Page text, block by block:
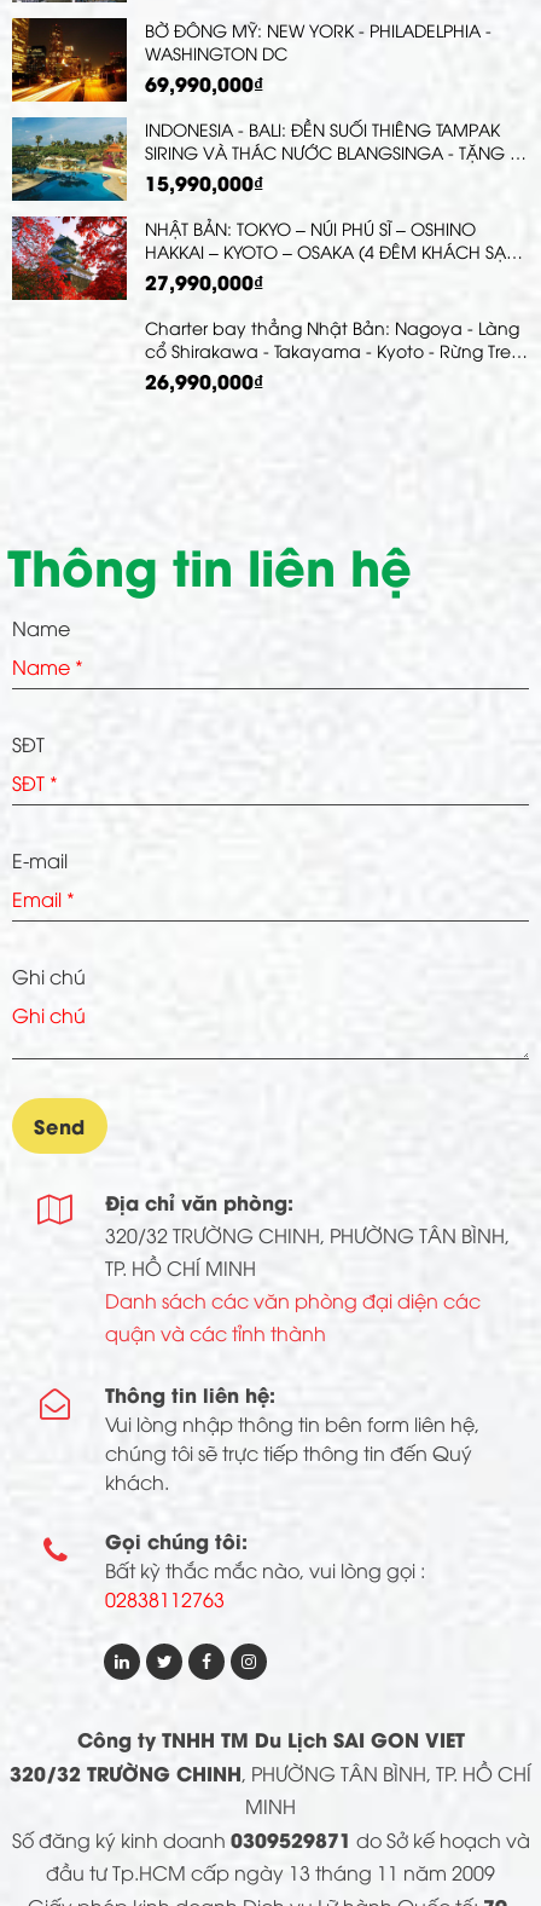
BỜ ĐÔNG MỸ: NEW YORK - PHILADELPHIA -
WASHINGTON DC
69,990,000₫
INDONESIA - BALI: ĐỀN SUỐI THIÊNG TAMPAK
SIRING VÀ THÁC NƯỚC BLANGSINGA - TẶNG 1
LẦN SWING
15,990,000₫
NHẬT BẢN: TOKYO – NÚI PHÚ SĨ – OSHINO
HAKKAI – KYOTO – OSAKA (4 ĐÊM KHÁCH SẠN)
| TRẢI NGHIỆM SHINKANSEN & XEM BIỂU DIỄN
GEISHA | TRẢI NGHIỆM TRÀ ĐẠO VÀ MẶC
YUKATA DẠO PHỐ
27,990,000₫
Charter bay thẳng Nhật Bản: Nagoya - Làng
cổ Shirakawa - Takayama - Kyoto - Rừng Tre
Arashiyama - Kobe - Osaka - Nara
26,990,000₫
Thông tin liên hệ
Name
SĐT
E-mail
Ghi chú
 Địa chỉ văn phòng:
320/32 TRƯỜNG CHINH, PHƯỜNG TÂN BÌNH,
TP. HỒ CHÍ MINH
Danh sách các văn phòng đại diện các
quận và các tỉnh thành
 Thông tin liên hệ:
Vui lòng nhập thông tin bên form liên hệ,
chúng tôi sẽ trực tiếp thông tin đến Quý
khách.
 Gọi chúng tôi:
Bất kỳ thắc mắc nào, vui lòng gọi :
02838112763
Công ty TNHH TM Du Lịch SAI GON VIET
320/32 TRƯỜNG CHINH, PHƯỜNG TÂN BÌNH, TP. HỒ CHÍ
MINH
Số đăng ký kinh doanh 0309529871 do Sở kế hoạch và
đầu tư Tp.HCM cấp ngày 13 tháng 11 năm 2009